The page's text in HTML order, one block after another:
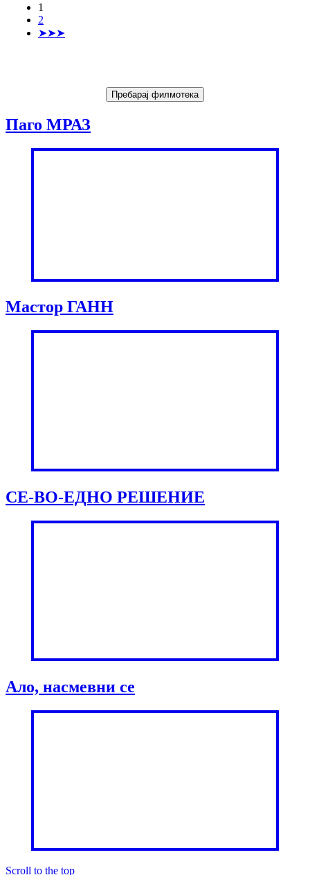
1
2
➤➤➤
Паго МРАЗ
Мастор ГАНН
СЕ-ВО-ЕДНО РЕШЕНИЕ
Ало, насмевни се
Scroll to the top